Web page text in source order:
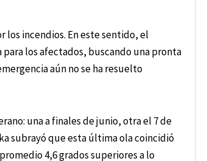
los incendios. En este sentido, el
los afectados, buscando una pronta
aún no se ha resuelto
una a finales de junio, otra el 7 de
subrayó que esta última ola coincidió
4,6 grados superiores a lo